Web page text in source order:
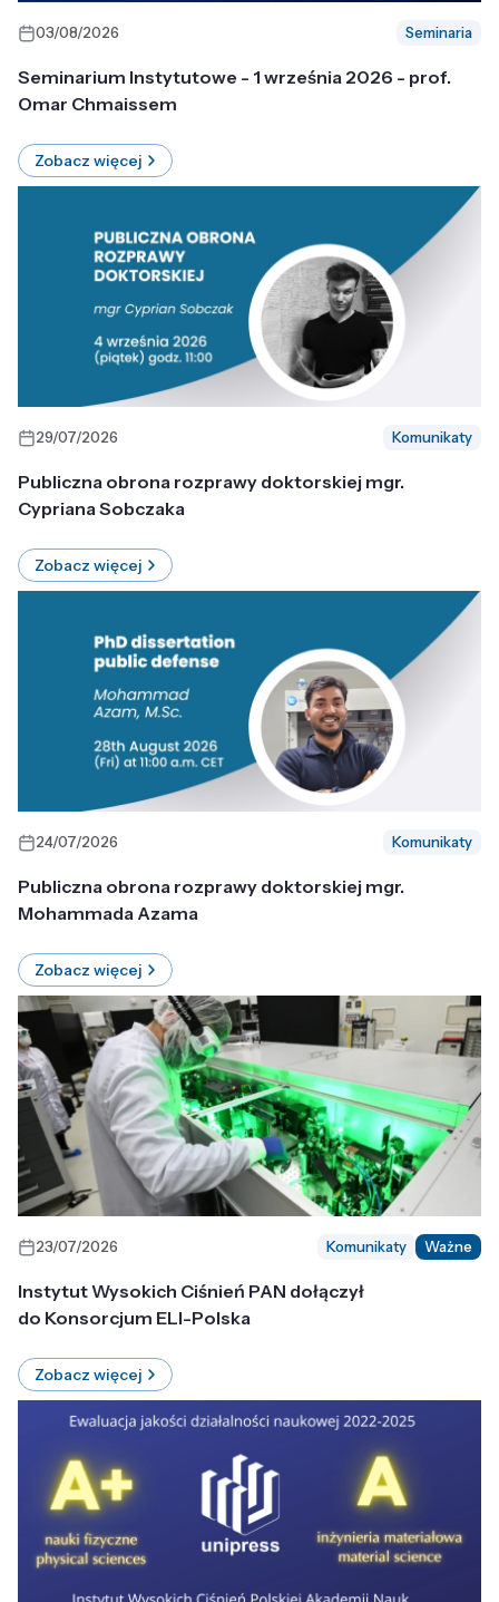
03/08/2026 Seminaria
Seminarium Instytutowe - 1 września 2026 - prof.
Omar Chmaissem
Zobacz więcej
29/07/2026 Komunikaty
Publiczna obrona rozprawy doktorskiej mgr.
Cypriana Sobczaka
Zobacz więcej
24/07/2026 Komunikaty
Publiczna obrona rozprawy doktorskiej mgr.
Mohammada Azama
Zobacz więcej
23/07/2026 Komunikaty Ważne
Instytut Wysokich Ciśnień PAN dołączył
do Konsorcjum ELI-Polska
Zobacz więcej